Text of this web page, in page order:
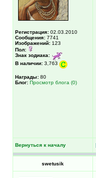
Регистрация: 02.03.2010
Сообщения: 7741
Изображений: 123
Пол:
Знак зодиака:
В наличии: 3,763
Награды: 80
Блог: Просмотр блога (0)
Вернуться к началу
swetusik